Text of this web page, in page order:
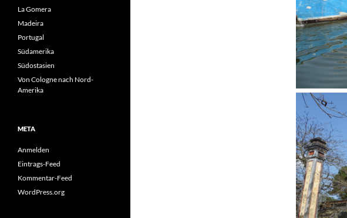
La Gomera
Madeira
Portugal
Südamerika
Südostasien
Von Cologne nach Nord-
Amerika
META
Anmelden
Eintrags-Feed
Kommentar-Feed
WordPress.org